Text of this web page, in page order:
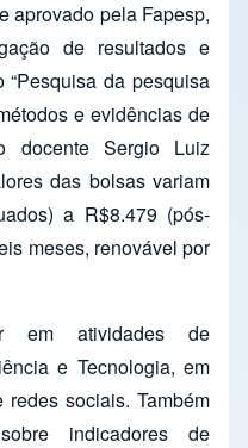
aprovado pela Fapesp,
de resultados e
da pesquisa
e evidências de
docente Sergio Luiz
das bolsas variam
a R$8.479 (pós-
meses, renovável por
em atividades de
e Tecnologia, em
sociais. Também
indicadores de